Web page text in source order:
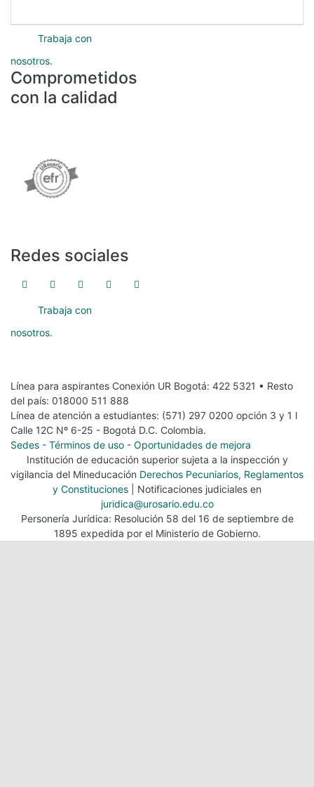
Trabaja con
nosotros.
Comprometidos
con la calidad
Redes sociales
Trabaja con
nosotros.
Línea para aspirantes Conexión UR Bogotá: 422 5321 • Resto
del país: 018000 511 888
Línea de atención a estudiantes: (571) 297 0200 opción 3 y 1 I
Calle 12C Nº 6-25 - Bogotá D.C. Colombia.
Sedes - Términos de uso - Oportunidades de mejora
Institución de educación superior sujeta a la inspección y
vigilancia del Mineducación Derechos Pecuniarios, Reglamentos
y Constituciones | Notificaciones judiciales en
juridica@urosario.edu.co
Personería Jurídica: Resolución 58 del 16 de septiembre de
1895 expedida por el Ministerio de Gobierno.